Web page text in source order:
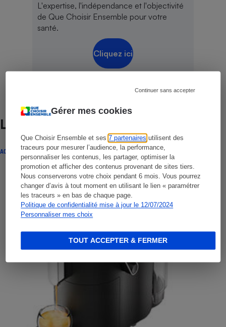
Gérer mes cookies
Que Choisir Ensemble et ses7 partenaires utilisent des
traceurs pour mesurer l’audience, la performance,
personnaliser les contenus, les partager, optimiser la
promotion et afficher des contenus provenant de sites tiers.
Nous conserverons votre choix pendant 6 mois. Vous pourrez
changer d’avis à tout moment en utilisant le lien « paramétrer
les traceurs » en bas de chaque page.
Politique de confidentialité mise à jour le 12/07/2024
Personnaliser mes choix
Continuer sans accepter
TOUT ACCEPTER & FERMER
L'expertise, l'indépendance et l'objectivité
de Que Choisir Ensemble pour votre
santé.
Cliquez ici
Lire aussi
ACTUALITÉ